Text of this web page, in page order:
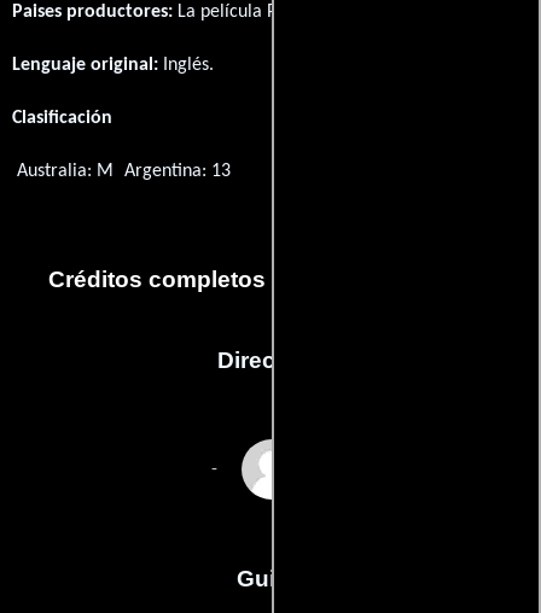
Paises productores: La película Parents fué producida en
Lenguaje original: Inglés.
Clasificación
Australia: M Argentina: 13
Créditos completos del capítulo Parents
Dirección
-
Guión